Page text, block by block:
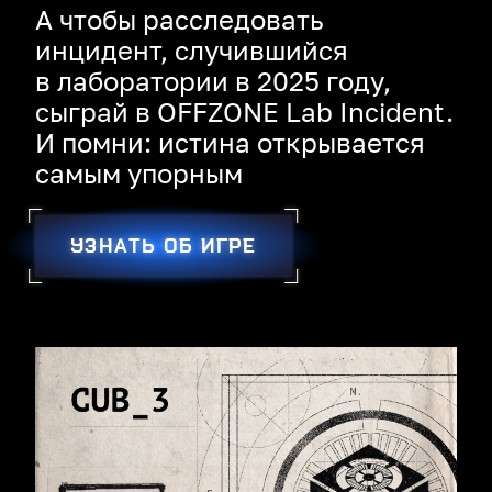
А чтобы расследовать
инцидент, случившийся
в лаборатории в 2025 году,
сыграй в OFFZONE Lab Incident.
И помни: истина открывается
самым упорным
УЗНАТЬ ОБ ИГРЕ